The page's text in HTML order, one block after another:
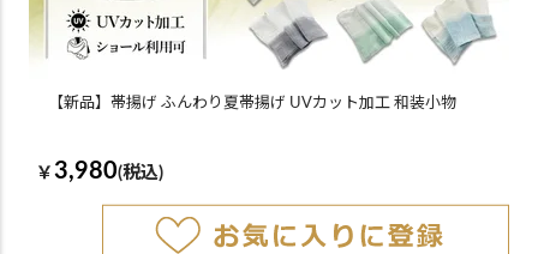
【新品】帯揚げ ふんわり夏帯揚げ UVカット加工 和装小物
￥ 3,980(税込)